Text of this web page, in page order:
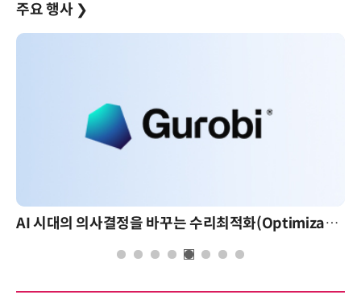
주요 행사 ❯
AI 시대의 의사결정을 바꾸는 수리최적화(Optimization): 실제 산업 적용 사례와 활용 전략